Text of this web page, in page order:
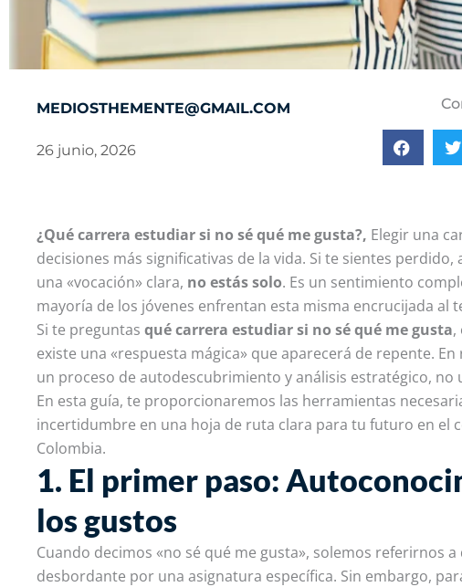
MEDIOSTHEMENTE@GMAIL.COM
26 junio, 2026
¿Qué carrera estudiar si no sé qué me gusta?, Elegir una
decisiones más significativas de la vida. Si te sientes
una «vocación» clara, no estás solo. Es un sentimiento
mayoría de los jóvenes enfrentan esta misma encrucijada al
Si te preguntas qué carrera estudiar si no sé qué me gusta,
existe una «respuesta mágica» que aparecerá de repente.
un proceso de autodescubrimiento y análisis estratégico, no
En esta guía, te proporcionaremos las herramientas
incertidumbre en una hoja de ruta clara para tu futuro en el
Colombia.
1. El primer paso:
los gustos
Cuando decimos «no sé qué me gusta», solemos referirnos
desbordante por una asignatura específica. Sin embargo,